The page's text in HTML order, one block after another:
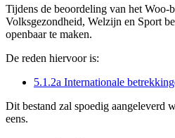
Tijdens de beoordeling van het Woo-
Volksgezondheid, Welzijn en Sport
openbaar te maken.
De reden hiervoor is:
5.1.2a Internationale
Dit bestand zal spoedig aangeleverd
eens.